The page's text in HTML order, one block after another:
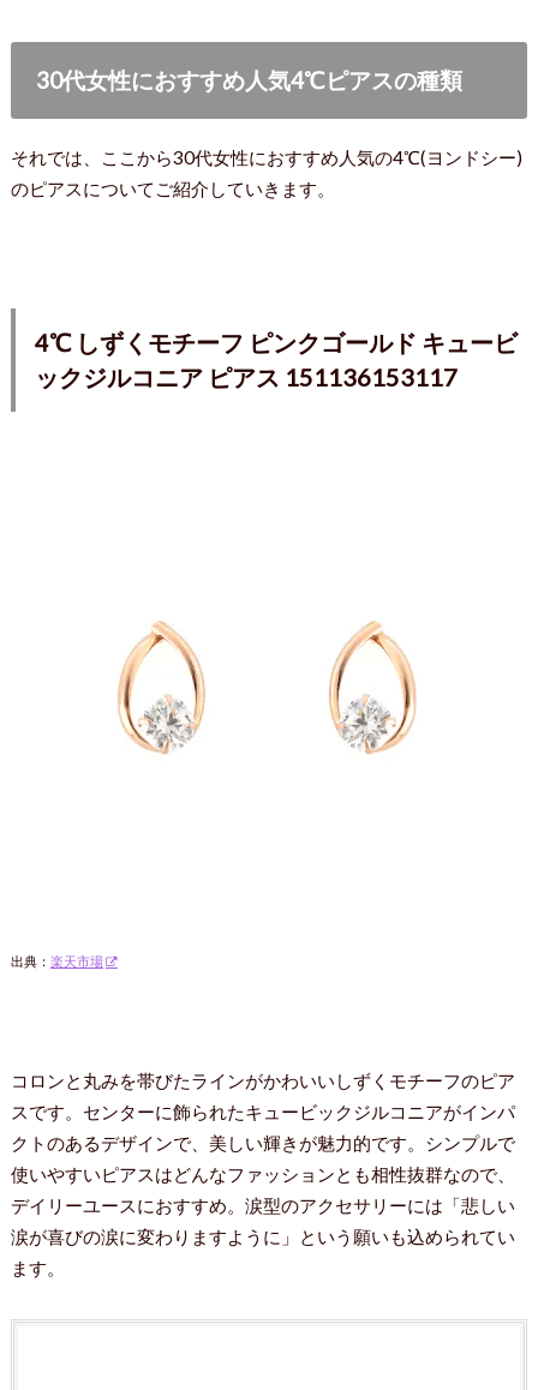
30代女性におすすめ人気4℃ピアスの種類
それでは、ここから30代女性におすすめ人気の4℃(ヨンドシー)
のピアスについてご紹介していきます。
4℃ しずくモチーフ ピンクゴールド キュービ
ックジルコニア ピアス 151136153117
出典： 楽天市場
コロンと丸みを帯びたラインがかわいいしずくモチーフのピア
スです。センターに飾られたキュービックジルコニアがインパ
クトのあるデザインで、美しい輝きが魅力的です。シンプルで
使いやすいピアスはどんなファッションとも相性抜群なので、
デイリーユースにおすすめ。涙型のアクセサリーには「悲しい
涙が喜びの涙に変わりますように」という願いも込められてい
ます。